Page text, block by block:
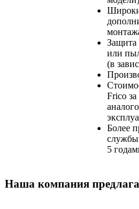
Защита
или
(в
Frico
Более
службы
5
Наша компания